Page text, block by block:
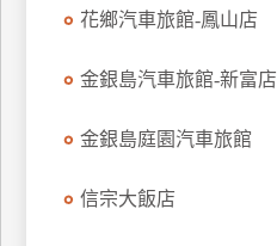
花鄉汽車旅館-鳳山店
金銀島汽車旅館-新富店
金銀島庭園汽車旅館
信宗大飯店